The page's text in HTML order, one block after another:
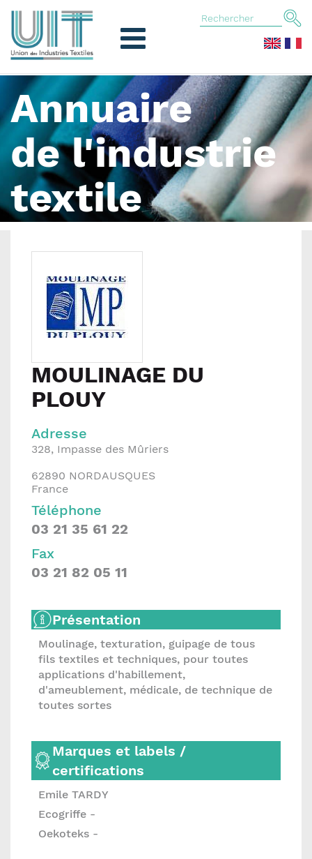
Annuaire
de l'industrie
textile
MOULINAGE DU
PLOUY
Adresse
328, Impasse des Mûriers
62890 NORDAUSQUES
France
Téléphone
03 21 35 61 22
Fax
03 21 82 05 11
Présentation
Moulinage, texturation, guipage de tous
fils textiles et techniques, pour toutes
applications d'habillement,
d'ameublement, médicale, de technique de
toutes sortes
Marques et labels /
certifications
Emile TARDY
Ecogriffe -
Oekoteks -